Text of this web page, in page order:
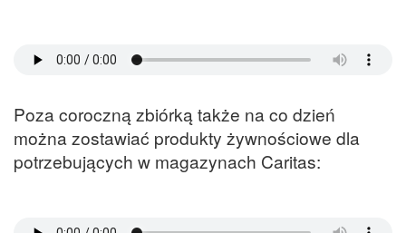
Poza coroczną zbiórką także na co dzień
można zostawiać produkty żywnościowe dla
potrzebujących w magazynach Caritas: